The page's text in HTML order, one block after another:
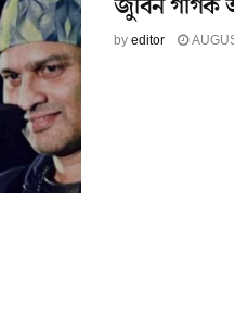
জুবিন গাৰ্গক
byeditor